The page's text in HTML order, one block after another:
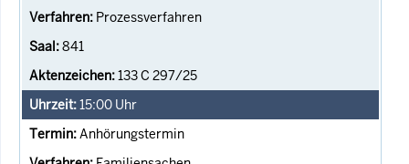
Prozessverfahren
841
133 C 297/25
15:00 Uhr
Anhörungstermin